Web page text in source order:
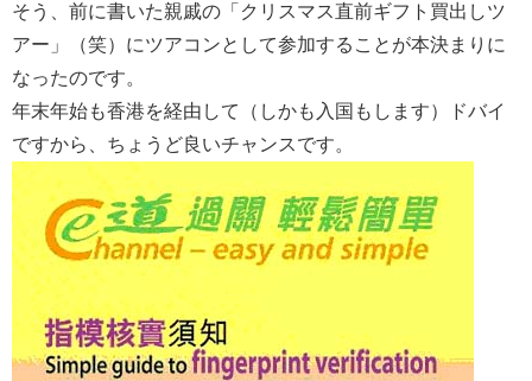
そう、前に書いた親戚の「クリスマス直前ギフト買出しツ
アー」（笑）にツアコンとして参加することが本決まりに
なったのです。
年末年始も香港を経由して（しかも入国もします）ドバイ
ですから、ちょうど良いチャンスです。